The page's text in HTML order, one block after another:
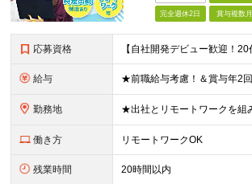
完全週休2日 賞与複数月
応募資格
給与
勤務地
働き方 リモートワークOK
残業時間 20時間以内